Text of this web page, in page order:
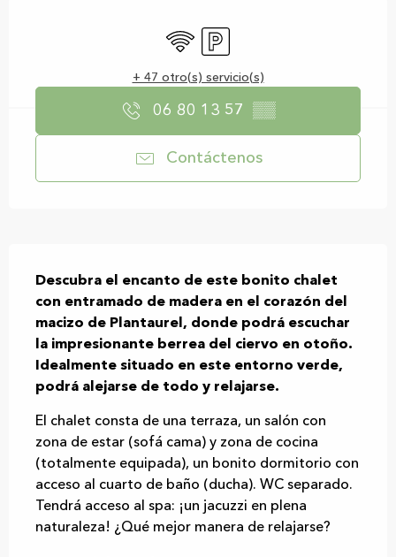
Wifi Aparcamiento
+ 47 otro(s) servicio(s)
06 80 13 57 ▒▒
Contáctenos
Descubra el encanto de este bonito chalet
con entramado de madera en el corazón del
macizo de Plantaurel, donde podrá escuchar
la impresionante berrea del ciervo en otoño.
Idealmente situado en este entorno verde,
podrá alejarse de todo y relajarse.
El chalet consta de una terraza, un salón con
zona de estar (sofá cama) y zona de cocina
(totalmente equipada), un bonito dormitorio con
acceso al cuarto de baño (ducha). WC separado.
Tendrá acceso al spa: ¡un jacuzzi en plena
naturaleza! ¿Qué mejor manera de relajarse?